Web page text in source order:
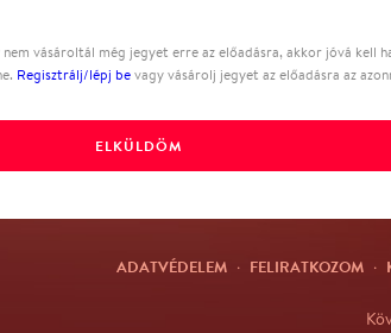
vásároltál még jegyet erre az előadásra, akkor jóvá kell
Regisztrálj/lépj be vagy vásárolj jegyet az előadásra az
ELKÜLDÖM
ADATVÉDELEM · FELIRATKOZOM ·